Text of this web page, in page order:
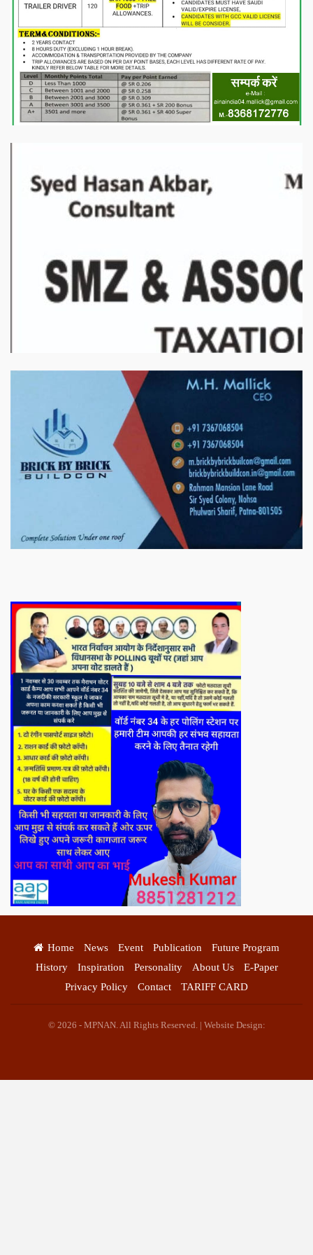
बिरादराने मिलात – अतिना वेलफ़ेयर फाउंडेशन, बेरोजगार महिलाओं के लिए बेहतर
स्वयं रोजगार के एक बेहतर अवसर प्रदान करने जा रहा है जिसके लिये महिलाओं
को प्रशिक्षित कर उन्हें स्वयं रोजगार सम्मुख बनाया जा सके। ताकि उन्हें अपनी
आजीविका के लिए अपना घर छोड़ना न पड़े। निवेदक – अतिना वेलफेयर
फाउंडेशन – बिहारशरीफ रहबर यूनिट।
Home News Event Publication
Future Program
History
Inspiration Personality About Us
E-Paper
Privacy Policy
Contact TARIFF CARD
© 2026 - MPNAN. All Rights Reserved. | Website Design: